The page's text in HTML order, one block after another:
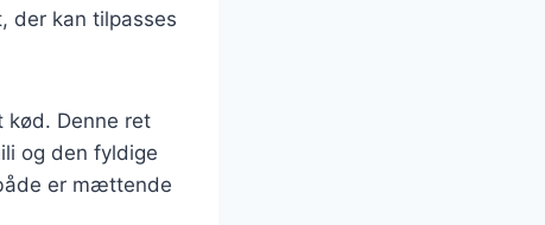
der kan tilpasses
kød. Denne ret
og den fyldige
er mættende